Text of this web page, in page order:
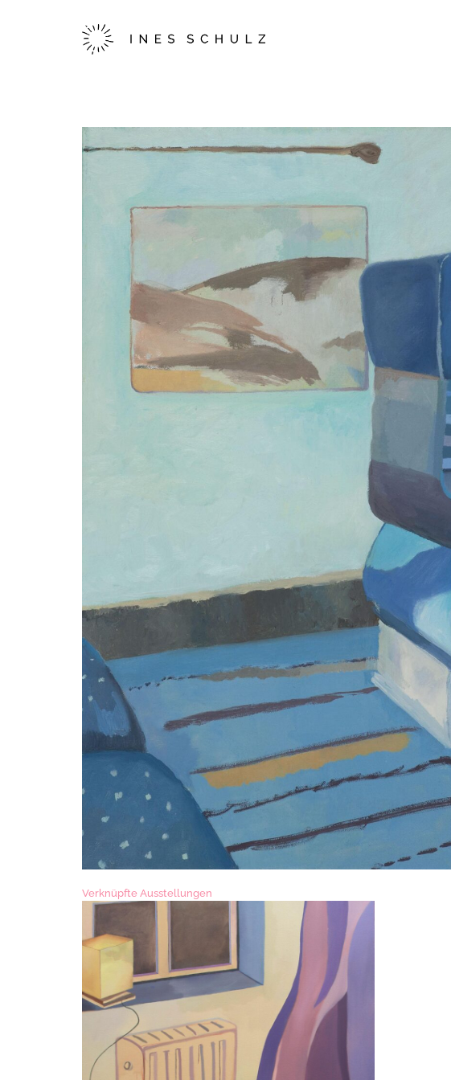
Verknüpfte Ausstellungen